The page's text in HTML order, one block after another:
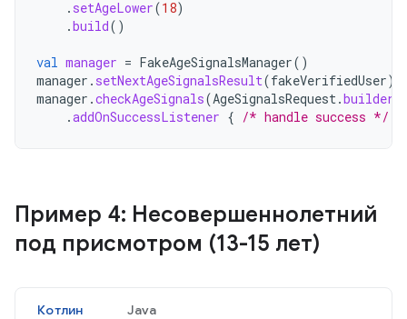
. setAgeLower(18)
.build()
val manager = FakeAgeSignalsManager()
manager . setNextAgeSignalsResult(fakeVerifiedUser)
manager .checkAgeSignals(AgeSignalsRequest.builder
.addOnSuccessListener { /* handle success */
Пример 4: Несовершеннолетний
под присмотром (13-15 лет)
Котлин Java